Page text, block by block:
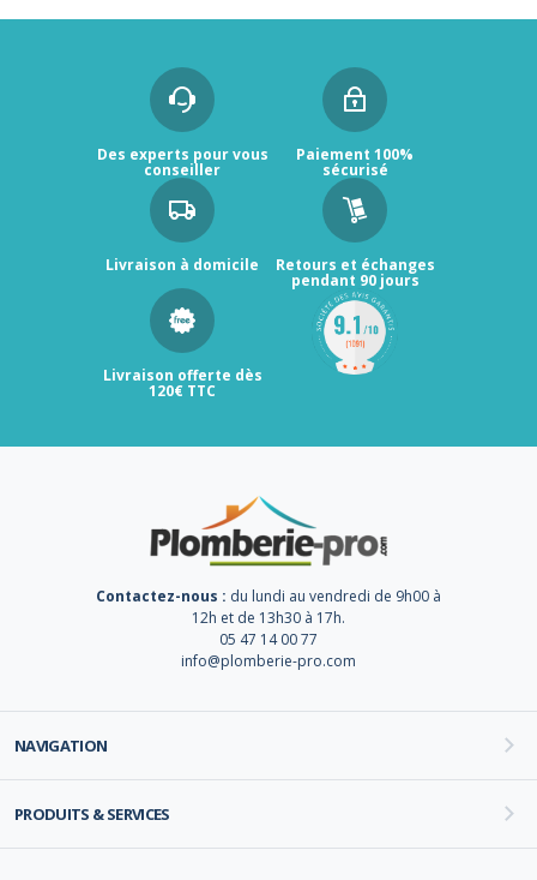
Des experts pour vous
conseiller
Paiement 100%
sécurisé
Livraison à domicile Retours et échanges
pendant 90 jours
Livraison offerte dès
120€ TTC
Contactez-nous : du lundi au vendredi de 9h00 à
12h et de 13h30 à 17h.
05 47 14 00 77
info@plomberie-pro.com
NAVIGATION
PRODUITS & SERVICES